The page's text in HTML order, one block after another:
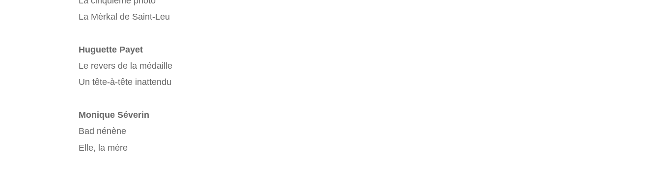
La Mèrkal de Saint-Leu
Huguette Payet
Le revers de la médaille
Un tête-à-tête inattendu
Monique Séverin
Bad nénène
Elle, la mère